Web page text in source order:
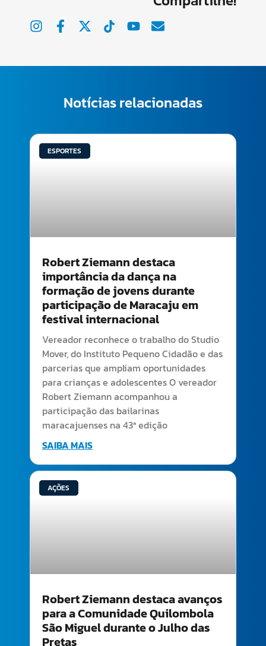
Notícias relacionadas
ESPORTES
Robert Ziemann destaca
importância da dança na
formação de jovens durante
participação de Maracaju em
festival internacional
Vereador reconhece o trabalho do Studio
Mover, do Instituto Pequeno Cidadão e das
parcerias que ampliam oportunidades
para crianças e adolescentes O vereador
Robert Ziemann acompanhou a
participação das bailarinas
maracajuenses na 43ª edição
SAIBA MAIS
AÇÕES
Robert Ziemann destaca avanços
para a Comunidade Quilombola
São Miguel durante o Julho das
Pretas